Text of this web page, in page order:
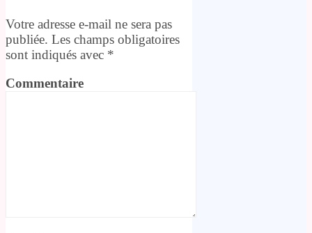
Votre adresse e-mail ne sera pas
publiée. Les champs obligatoires
sont indiqués avec *
Commentaire